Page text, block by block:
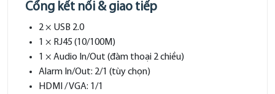
Cổng kết nối & giao tiếp
2 × USB 2.0
1 × RJ45 (10/100M)
1 × Audio In/Out (đàm thoại 2 chiều)
Alarm In/Out: 2/1 (tùy chọn)
HDMI / VGA: 1/1